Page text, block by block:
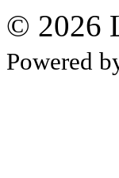
© 2026
Powered